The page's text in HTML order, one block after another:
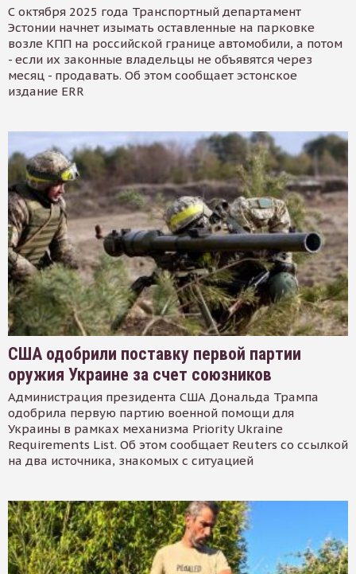
С октября 2025 года Транспортный департамент
Эстонии начнет изымать оставленные на парковке
возле КПП на российской границе автомобили, а потом
- если их законные владельцы не объявятся через
месяц - продавать. Об этом сообщает эстонское
издание ERR
США одобрили поставку первой партии
оружия Украине за счет союзников
Администрация президента США Дональда Трампа
одобрила первую партию военной помощи для
Украины в рамках механизма Priority Ukraine
Requirements List. Об этом сообщает Reuters со ссылкой
на два источника, знакомых с ситуацией